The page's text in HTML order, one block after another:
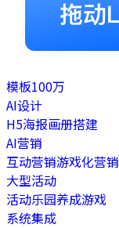
模板100万
AI设计
H5海报画册搭建
AI营销
互动营销游戏化营销
大型活动
活动乐园养成游戏
系统集成